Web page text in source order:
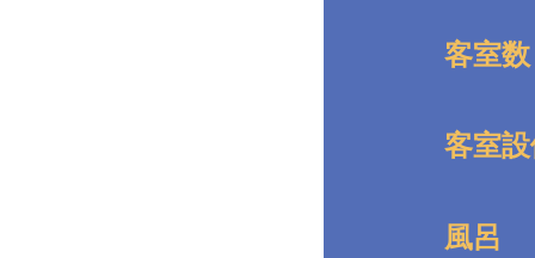
客室数
客室
風呂